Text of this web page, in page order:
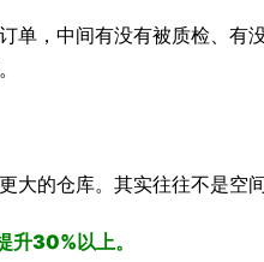
单，中间有没有被质检、有
大的仓库。其实往往不是空
升30%以上。